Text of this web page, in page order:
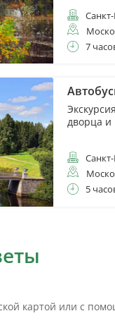
7
дворца и
5
картой или с